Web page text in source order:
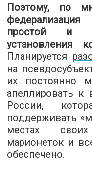
Поэтому, по
простой и
установления
Планируется
на
их постоянно
апеллировать к
России,
поддерживать
местах своих
марионеток и
обеспечено.